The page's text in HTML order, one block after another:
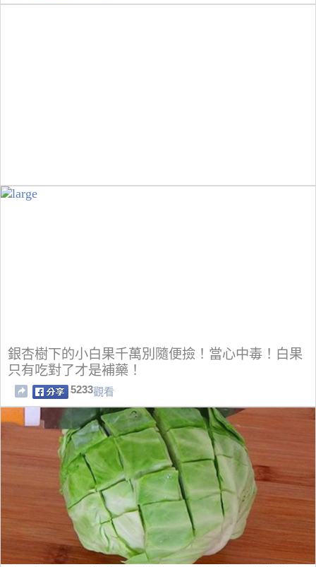
銀杏樹下的小白果千萬別隨便撿！當心中毒！白果
只有吃對了才是補藥！
5233觀看